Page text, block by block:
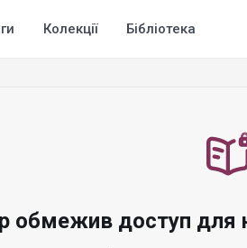
Колекції Бібліотека
обмежив доступ для